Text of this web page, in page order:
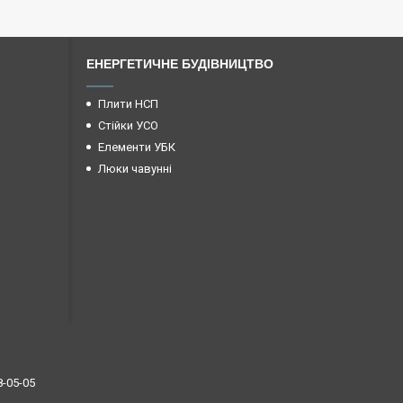
ЕНЕРГЕТИЧНЕ БУДІВНИЦТВО
Плити НСП
Стійки УСО
Елементи УБК
Люки чавунні
05-05